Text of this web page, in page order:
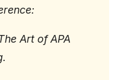
Art of APA